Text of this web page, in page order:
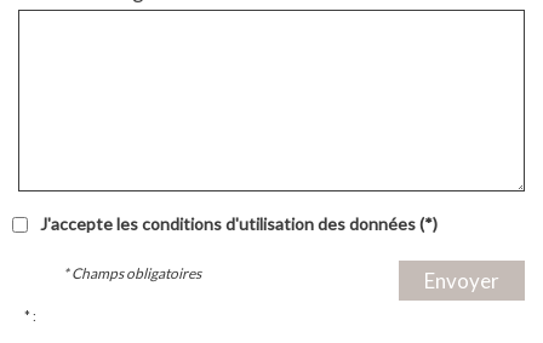
J'accepte les conditions d'utilisation des données (*)
Envoyer
* Champs obligatoires
* :